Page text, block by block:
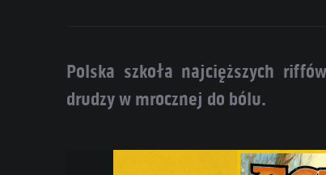
Polska szkoła najcięższych
drudzy w mrocznej do bólu.